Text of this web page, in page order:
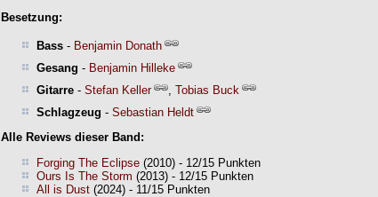
Besetzung:
Bass - Benjamin Donath
Gesang - Benjamin Hilleke
Gitarre - Stefan Keller
Tobias Buck
Schlagzeug - Sebastian Heldt
Alle Reviews dieser Band:
Forging The Eclipse (2010) - 12/15 Punkten
Ours Is The Storm (2013) - 12/15 Punkten
All is Dust (2024) - 11/15 Punkten